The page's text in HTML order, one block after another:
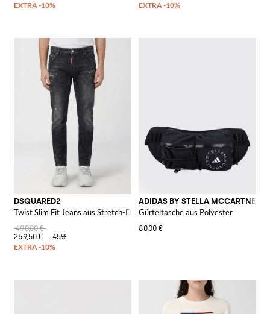
DSQUARED2
Twist Slim Fit Jeans aus Stretch-Denim
490,00 €
269,50 €
-45%
ADIDAS BY STELLA MCCARTNEY
Gürteltasche aus Polyester
80,00 €